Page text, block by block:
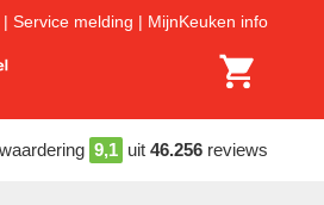
Service melding MijnKeuken info
9,1 uit 46.256 reviews